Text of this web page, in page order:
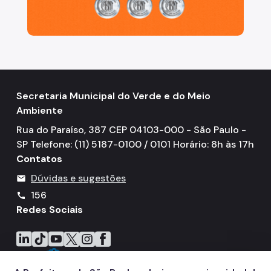
Mudanças Climáticas
Comitê do Clima
Inventário de GEE
Plano de Ação Climática
COMFROTA-SP
Mata Atlântica
Secretaria Municipal do Verde e do Meio
Ambiente
Rua do Paraíso, 387 CEP 04103-000 - São Paulo -
SP Telefone: (11) 5187-0100 / 0101 Horário: 8h às 17h
Contatos
mail Dúvidas e sugestões
call
156
Redes Sociais
Icone do LinkedIn
Icone do TikTok
Icone do YouTube
Icone do X
Icone do Instagram
Icone do Facebook